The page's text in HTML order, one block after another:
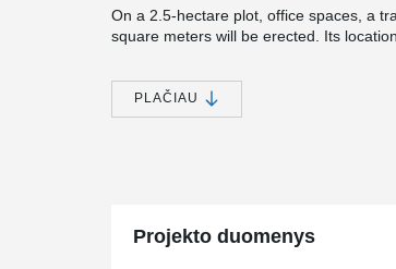
On a 2.5-hectare plot, office spaces, a
square meters will be erected. Its
The structural design of the site was
building contractor. The construction
PLAČIAU
Projekto duomenys